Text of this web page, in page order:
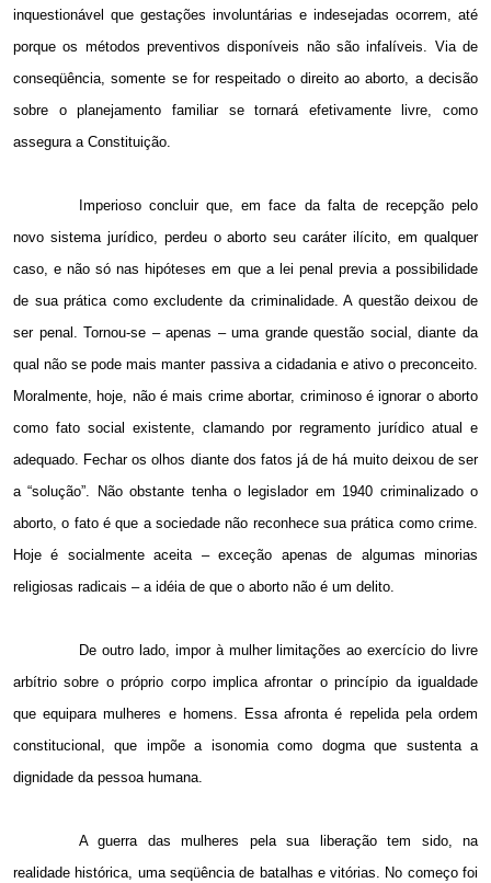
inquestionável que gestações involuntárias e indesejadas ocorrem, até
porque os métodos preventivos disponíveis não são infalíveis. Via de
conseqüência, somente se for respeitado o direito ao aborto, a decisão
sobre o planejamento familiar se tornará efetivamente livre, como
assegura a Constituição.
Imperioso concluir que, em face da falta de recepção pelo
novo sistema jurídico, perdeu o aborto seu caráter ilícito, em qualquer
caso, e não só nas hipóteses em que a lei penal previa a possibilidade
de sua prática como excludente da criminalidade. A questão deixou de
ser penal. Tornou-se – apenas – uma grande questão social, diante da
qual não se pode mais manter passiva a cidadania e ativo o preconceito.
Moralmente, hoje, não é mais crime abortar, criminoso é ignorar o aborto
como fato social existente, clamando por regramento jurídico atual e
adequado. Fechar os olhos diante dos fatos já de há muito deixou de ser
a “solução”. Não obstante tenha o legislador em 1940 criminalizado o
aborto, o fato é que a sociedade não reconhece sua prática como crime.
Hoje é socialmente aceita – exceção apenas de algumas minorias
religiosas radicais – a idéia de que o aborto não é um delito.
De outro lado, impor à mulher limitações ao exercício do livre
arbítrio sobre o próprio corpo implica afrontar o princípio da igualdade
que equipara mulheres e homens. Essa afronta é repelida pela ordem
constitucional, que impõe a isonomia como dogma que sustenta a
dignidade da pessoa humana.
A guerra das mulheres pela sua liberação tem sido, na
realidade histórica, uma seqüência de batalhas e vitórias. No começo foi